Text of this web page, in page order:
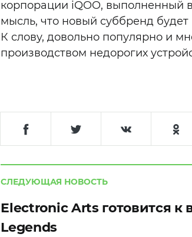
корпорации iQOO, выполненный
мысль, что новый суббренд
К слову, довольно популярно и
производством недорогих
СЛЕДУЮЩАЯ НОВОСТЬ
Electronic Arts готовится
Legends